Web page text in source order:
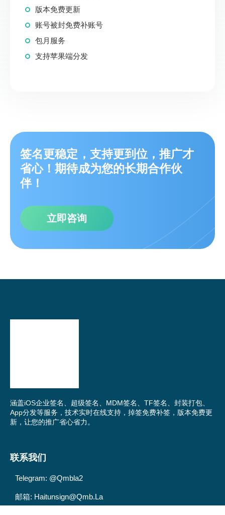
版本免费更新
账号被封免费补账号
包月服务
支持苹果端分发
签名更稳定，支持更到位，推广才
省心！期待成为您的长期合作伙
伴！
立即咨询
涵盖iOS企业签名、超级签名、MDM签名、TF签名、封装打包、
App分发等服务，技术实时在线支持，掉签免费补签，版本免费更
新，让您的推广省心省力。
联系我们
Telegram: @qmbla2
邮箱: Haitunsign@qmb.la